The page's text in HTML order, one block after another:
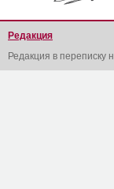
Редакция
Редакция в переписку